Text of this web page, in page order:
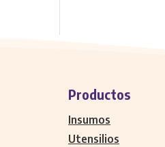
Productos
Insumos
Utensilios